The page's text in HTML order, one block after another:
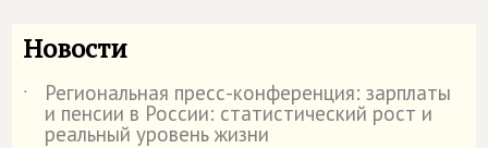
Новости
˙ Региональная пресс-конференция: зарплаты
и пенсии в России: статистический рост и
реальный уровень жизни